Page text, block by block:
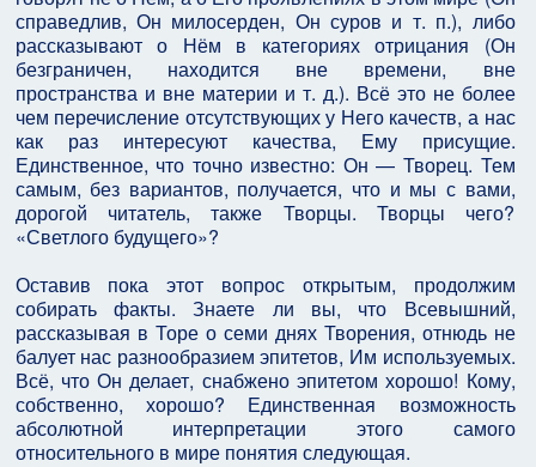
справедлив, Он милосерден, Он суров и т. п.), либо
рассказывают о Нём в категориях отрицания (Он
безграничен, находится вне времени, вне
пространства и вне материи и т. д.). Всё это не более
чем перечисление отсутствующих у Него качеств, а нас
как раз интересуют качества, Ему присущие.
Единственное, что точно известно: Он — Творец. Тем
самым, без вариантов, получается, что и мы с вами,
дорогой читатель, также Творцы. Творцы чего?
«Светлого будущего»?
Оставив пока этот вопрос открытым, продолжим
собирать факты. Знаете ли вы, что Всевышний,
рассказывая в Торе о семи днях Творения, отнюдь не
балует нас разнообразием эпитетов, Им используемых.
Всё, что Он делает, снабжено эпитетом хорошо! Кому,
собственно, хорошо? Единственная возможность
абсолютной интерпретации этого самого
относительного в мире понятия следующая.